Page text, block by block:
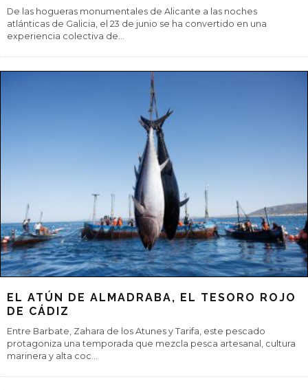
De las hogueras monumentales de Alicante a las noches
atlánticas de Galicia, el 23 de junio se ha convertido en una
experiencia colectiva de...
EL ATÚN DE ALMADRABA, EL TESORO ROJO
DE CÁDIZ
Entre Barbate, Zahara de los Atunes y Tarifa, este pescado
protagoniza una temporada que mezcla pesca artesanal, cultura
marinera y alta coc